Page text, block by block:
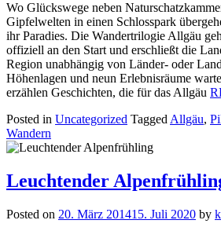
Wo Glückswege neben
Gipfelwelten in einen Schlosspark
ihr Paradies. Die Wandertrilogie Allgäu
offiziell an den Start und erschließt die
Region unabhängig von Länder- oder
Höhenlagen und neun Erlebnisräume
erzählen Geschichten, die für das Allgäu
Posted in Uncategorized Tagged Allgäu,
Wandern
Leuchtender
Posted on 20. März 201415. Juli 2020 by